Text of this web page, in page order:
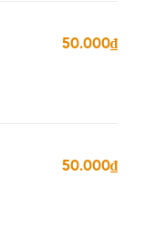
50.000₫
50.000₫